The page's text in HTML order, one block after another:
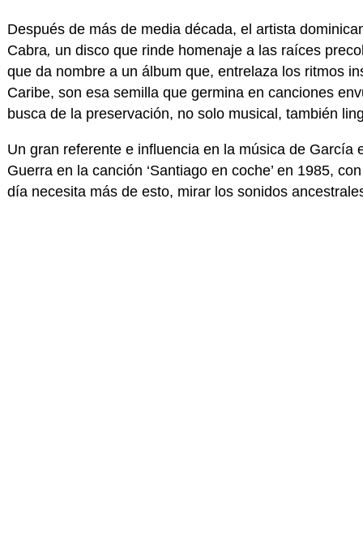
Después de más de media década, el artista
Cabra, un disco que rinde homenaje a las raíces
que da nombre a un álbum que, entrelaza los ritmos
Caribe, son esa semilla que germina en canciones
busca de la preservación, no solo musical, también
Un gran referente e influencia en la música de García
Guerra en la canción ‘Santiago en coche’ en 1985,
día necesita más de esto, mirar los sonidos